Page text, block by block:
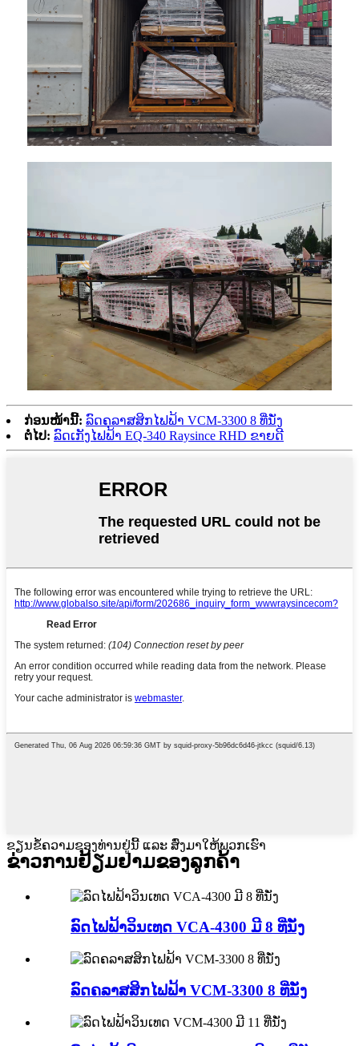
ກ່ອນໜ້ານີ້: ລົດຄລາສສິກໄຟຟ້າ VCM-3300 8 ທີ່ນັ່ງ
ຕໍ່ໄປ: ລົດເກັງໄຟຟ້າ EQ-340 Raysince RHD ຂາຍດີ
ຂຽນຂໍ້ຄວາມຂອງທ່ານຢູ່ນີ້ ແລະ ສົ່ງມາໃຫ້ພວກເຮົາ
ຂ່າວການຢ້ຽມຢາມຂອງລູກຄ້າ
ລົດໄຟຟ້າວິນເທດ VCA-4300 ມີ 8 ທີ່ນັ່ງ
ລົດຄລາສສິກໄຟຟ້າ VCM-3300 8 ທີ່ນັ່ງ